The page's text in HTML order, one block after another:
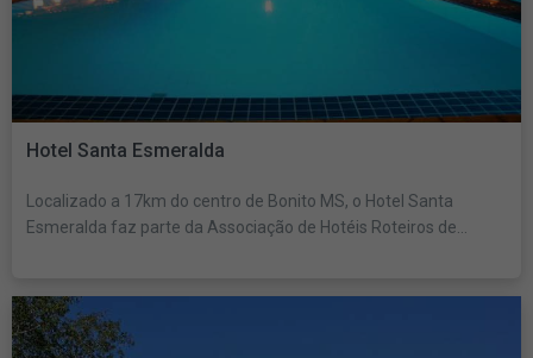
Hotel Santa Esmeralda
Localizado a 17km do centro de Bonito MS, o Hotel Santa
Esmeralda faz parte da Associação de Hotéis Roteiros de...